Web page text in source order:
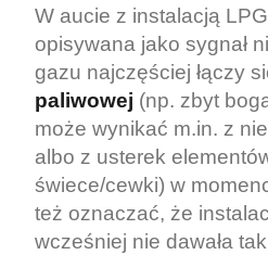
W aucie z instalacją
opisywana jako sygnał
gazu najczęściej łączy
paliwowej (np. zbyt
może wynikać m.in. z
albo z usterek
świece/cewki) w
też oznaczać, że
wcześniej nie dawała